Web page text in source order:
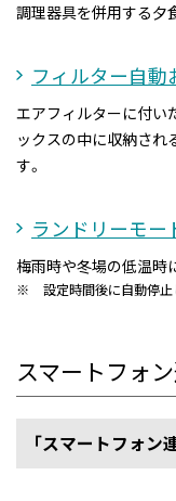
調理器具を併用する夕
フィルター自動
エアフィルターに付い
ックスの中に収納され
す。
ランドリーモー
梅雨時や冬場の低温時
※ 設定時間後に自動停止
スマートフォ
「スマートフォン